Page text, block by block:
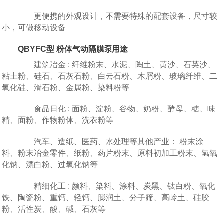
更便携的外观设计，不需要特殊的配套设备，尺寸较
小，可做移动设备
QBYFC型 粉体气动隔膜泵用途
建筑冶金 : 纤维粉末、水泥、陶土、黄沙、石英沙、
粘土粉、硅石、石灰石粉、白云石粉、木屑粉、玻璃纤维、二
氧化硅、滑石粉、金属粉、染料粉等
食品日化 : 面粉、淀粉、谷物、奶粉、酵母、糖、味
精、面粉、作物粉体、洗衣粉等
汽车、造纸、医药、水处理等其他产业： 粉末涂
料、粉末冶金零件、纸粉、药片粉末、原料初加工粉末、氢氧
化钠、漂白粉、过氧化钠等
精细化工 : 颜料、染料、涂料、炭黑、钛白粉、氧化
铁、陶瓷粉、重钙、轻钙、膨润土、分子筛、高岭土、硅胶
粉、活性炭、酸、碱、石灰等